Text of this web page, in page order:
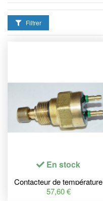
Filtrer
En stock
Contacteur de température
radiateur TOURMAX Honda
57,60 €